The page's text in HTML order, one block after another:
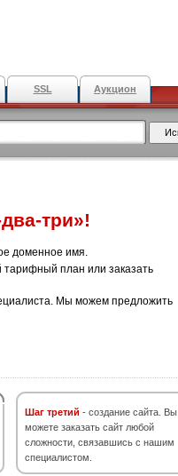
SSL Аукцион
три»!
доменное имя.
тарифный план или заказать
Мы можем предложить
Шаг третий - создание сайта. Вы
можете заказать сайт любой
сложности, связавшись с нашим
специалистом.